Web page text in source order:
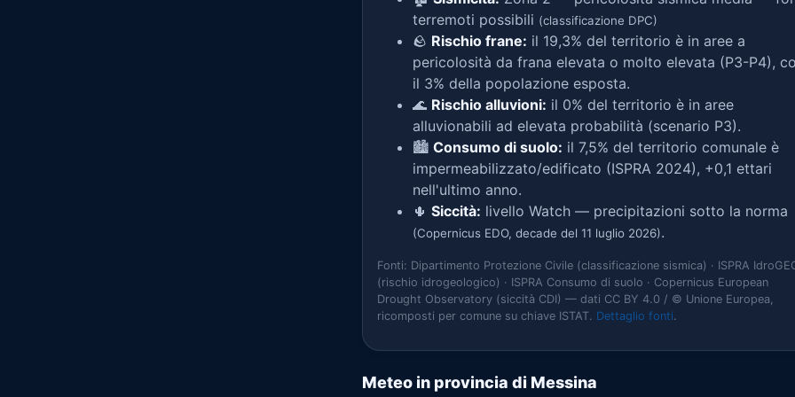
terremoti possibili (classificazione DPC)
🪨 Rischio frane: il 19,3% del territorio è in aree a
pericolosità da frana elevata o molto elevata (P3-P4),
il 3% della popolazione esposta.
🌊 Rischio alluvioni: il 0% del territorio è in aree
alluvionabili ad elevata probabilità (scenario P3).
🏙️ Consumo di suolo: il 7,5% del territorio comunale è
impermeabilizzato/edificato (ISPRA 2024), +0,1 ettari
nell'ultimo anno.
🌵 Siccità: livello Watch — precipitazioni sotto la norma
(Copernicus EDO, decade del 11 luglio 2026).
Fonti: Dipartimento Protezione Civile (classificazione sismica) · ISPRA
(rischio idrogeologico) · ISPRA Consumo di suolo · Copernicus European
Drought Observatory (siccità CDI) — dati CC BY 4.0 / © Unione Europea,
ricomposti per comune su chiave ISTAT. Dettaglio fonti.
Meteo in provincia di Messina